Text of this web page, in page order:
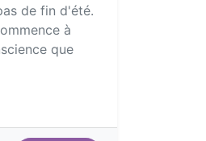
de fin d'été.
à
que